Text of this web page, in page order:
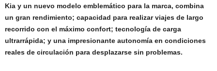
Kia y un nuevo modelo emblemático para la marca, combina
un gran rendimiento; capacidad para realizar viajes de largo
recorrido con el máximo confort; tecnología de carga
ultrarrápida; y una impresionante autonomía en condiciones
reales de circulación para desplazarse sin problemas.